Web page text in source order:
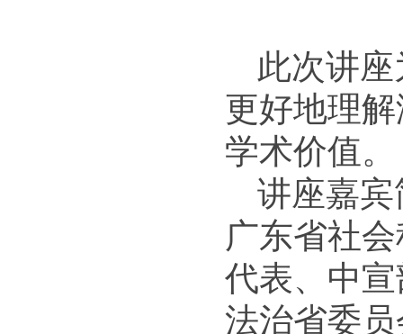
此次讲
更好地理
学术价值。
讲座嘉
广东省社
代表、中
法治省委